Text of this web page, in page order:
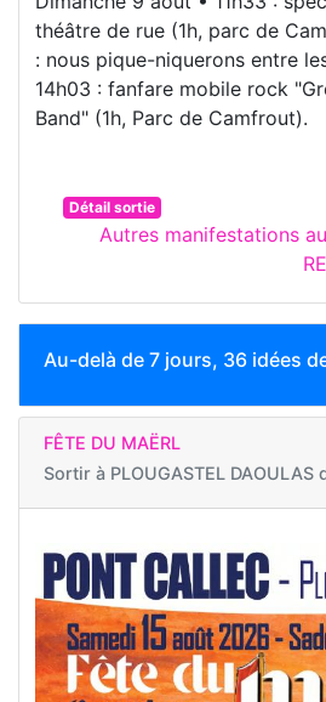
théâtre de rue (1h, parc de
: nous pique-niquerons entre
14h03 : fanfare mobile rock
Band" (1h, Parc de Camfrout).
Détail sortie
Autres manifestations
Au-delà de 7 jours, 36 idées
FÊTE DU MAËRL
Sortir à PLOUGASTEL